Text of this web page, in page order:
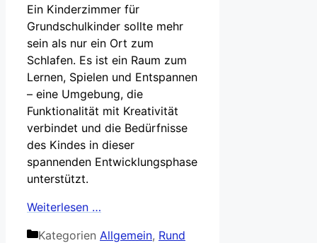
Ein Kinderzimmer für
Grundschulkinder sollte mehr
sein als nur ein Ort zum
Schlafen. Es ist ein Raum zum
Lernen, Spielen und Entspannen
– eine Umgebung, die
Funktionalität mit Kreativität
verbindet und die Bedürfnisse
des Kindes in dieser
spannenden Entwicklungsphase
unterstützt.
Weiterlesen …
Kategorien Allgemein, Rund